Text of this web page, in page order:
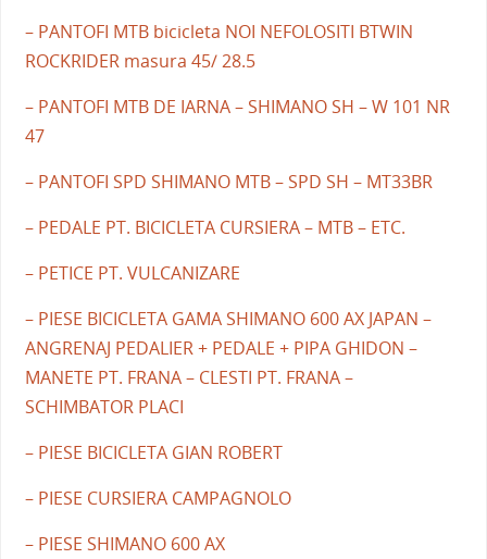
– PANTOFI MTB bicicleta NOI NEFOLOSITI BTWIN
ROCKRIDER masura 45/ 28.5
– PANTOFI MTB DE IARNA – SHIMANO SH – W 101 NR
47
– PANTOFI SPD SHIMANO MTB – SPD SH – MT33BR
– PEDALE PT. BICICLETA CURSIERA – MTB – ETC.
– PETICE PT. VULCANIZARE
– PIESE BICICLETA GAMA SHIMANO 600 AX JAPAN –
ANGRENAJ PEDALIER + PEDALE + PIPA GHIDON –
MANETE PT. FRANA – CLESTI PT. FRANA –
SCHIMBATOR PLACI
– PIESE BICICLETA GIAN ROBERT
– PIESE CURSIERA CAMPAGNOLO
– PIESE SHIMANO 600 AX